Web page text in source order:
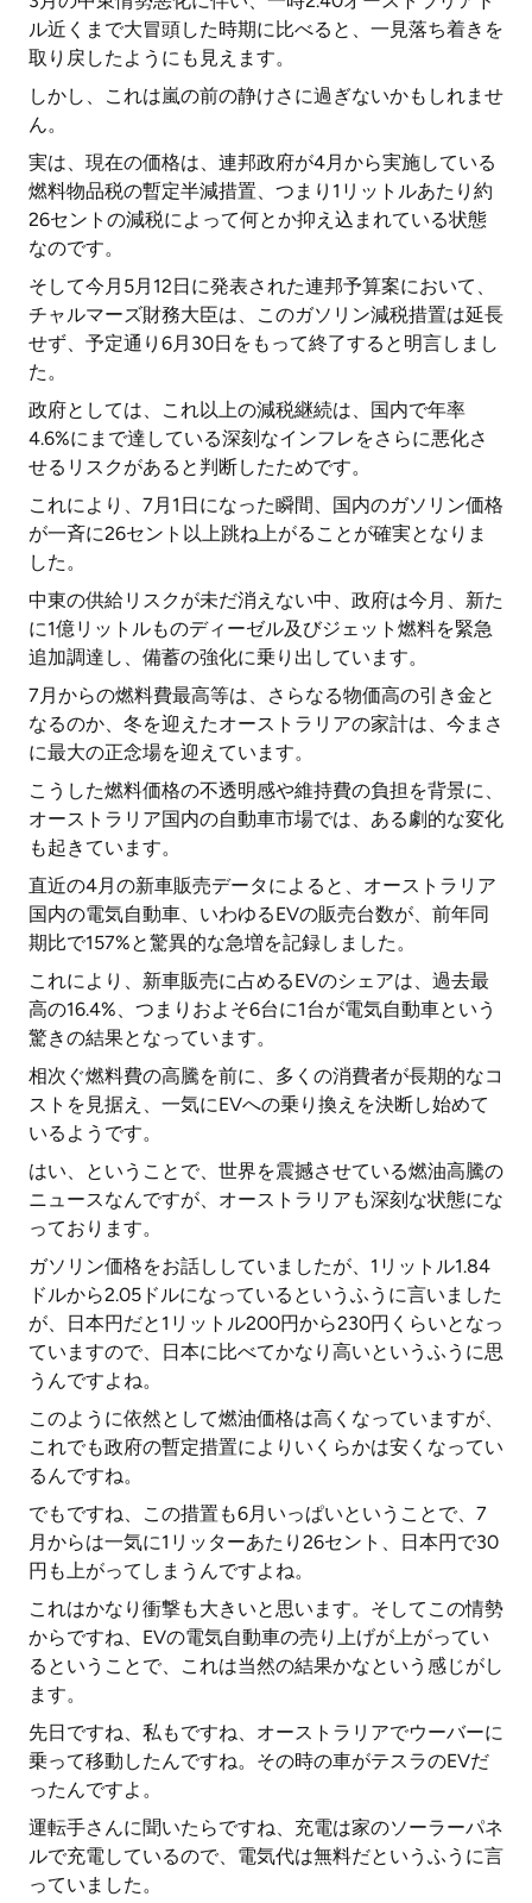
ル近くまで大冒頭した時期に比べると、一見落ち着きを
取り戻したようにも見えます。
しかし、これは嵐の前の静けさに過ぎないかもしれませ
ん。
実は、現在の価格は、連邦政府が4月から実施している
燃料物品税の暫定半減措置、つまり1リットルあたり約
26セントの減税によって何とか抑え込まれている状態
なのです。
そして今月5月12日に発表された連邦予算案において、
チャルマーズ財務大臣は、このガソリン減税措置は延長
せず、予定通り6月30日をもって終了すると明言しまし
た。
政府としては、これ以上の減税継続は、国内で年率
4.6%にまで達している深刻なインフレをさらに悪化さ
せるリスクがあると判断したためです。
これにより、7月1日になった瞬間、国内のガソリン価格
が一斉に26セント以上跳ね上がることが確実となりま
した。
中東の供給リスクが未だ消えない中、政府は今月、新た
に1億リットルものディーゼル及びジェット燃料を緊急
追加調達し、備蓄の強化に乗り出しています。
7月からの燃料費最高等は、さらなる物価高の引き金と
なるのか、冬を迎えたオーストラリアの家計は、今まさ
に最大の正念場を迎えています。
こうした燃料価格の不透明感や維持費の負担を背景に、
オーストラリア国内の自動車市場では、ある劇的な変化
も起きています。
直近の4月の新車販売データによると、オーストラリア
国内の電気自動車、いわゆるEVの販売台数が、前年同
期比で157%と驚異的な急増を記録しました。
これにより、新車販売に占めるEVのシェアは、過去最
高の16.4%、つまりおよそ6台に1台が電気自動車という
驚きの結果となっています。
相次ぐ燃料費の高騰を前に、多くの消費者が長期的なコ
ストを見据え、一気にEVへの乗り換えを決断し始めて
いるようです。
はい、ということで、世界を震撼させている燃油高騰の
ニュースなんですが、オーストラリアも深刻な状態にな
っております。
ガソリン価格をお話ししていましたが、1リットル1.84
ドルから2.05ドルになっているというふうに言いました
が、日本円だと1リットル200円から230円くらいとなっ
ていますので、日本に比べてかなり高いというふうに思
うんですよね。
このように依然として燃油価格は高くなっていますが、
これでも政府の暫定措置によりいくらかは安くなってい
るんですね。
でもですね、この措置も6月いっぱいということで、7
月からは一気に1リッターあたり26セント、日本円で30
円も上がってしまうんですよね。
これはかなり衝撃も大きいと思います。そしてこの情勢
からですね、EVの電気自動車の売り上げが上がってい
るということで、これは当然の結果かなという感じがし
ます。
先日ですね、私もですね、オーストラリアでウーバーに
乗って移動したんですね。その時の車がテスラのEVだ
ったんですよ。
運転手さんに聞いたらですね、充電は家のソーラーパネ
ルで充電しているので、電気代は無料だというふうに言
っていました。